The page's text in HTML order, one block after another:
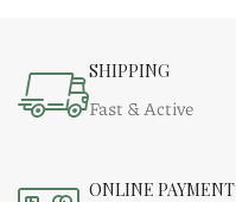
SHIPPING
Fast & Active
ONLINE PAYMENT